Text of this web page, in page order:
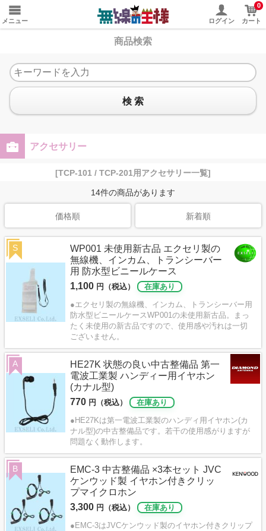
メニュー ログイン
0
カート
商品検索
検 索
アクセサリー
[TCP-101 / TCP-201用アクセサリー一覧]
14件の商品があります
価格順 新着順
WP001 未使用新古品 エクセリ製の
無線機、インカム、トランシーバー
用 防水型ビニールケース
1,100 円（税込）
在庫あり
●エクセリ製の無線機、インカム、トランシーバー用
防水型ビニールケースWP001の未使用新古品。まっ
たく未使用の新古品ですので、使用感や汚れは一切
ございません。
S
HE27K 状態の良い中古整備品 第一
電波工業製 ハンディー用イヤホン
(カナル型)
770 円（税込）
在庫あり
●HE27Kは第一電波工業製のハンディ用イヤホン(カ
ナル型)の中古整備品です。若干の使用感がりますが
問題なく動作します。
A
EMC-3 中古整備品 ×3本セット JVC
ケンウッド製 イヤホン付きクリッ
プマイクロホン
3,300 円（税込）
在庫あり
●EMC-3はJVCケンウッド製のイヤホン付きクリップ
B